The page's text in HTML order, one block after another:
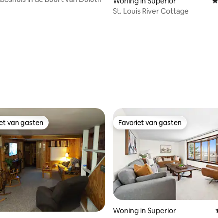
St. Louis River Cottage
van gasten
van gasten Favoriet van gasten
Favoriet van gasten
Woning in Superior